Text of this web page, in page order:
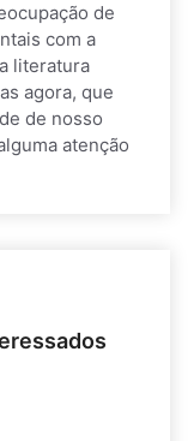
de
com a
literatura
agora, que
de nosso
atenção